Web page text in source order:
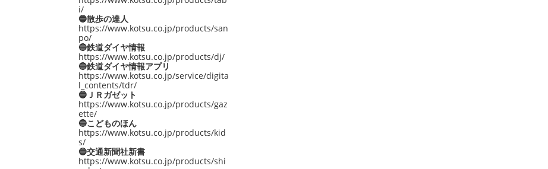
i/
🔵散歩の達人
https://www.kotsu.co.jp/products/san
po/
🔵鉄道ダイヤ情報
https://www.kotsu.co.jp/products/dj/
🔵鉄道ダイヤ情報アプリ
https://www.kotsu.co.jp/service/digita
l_contents/tdr/
🔵ＪＲガゼット
https://www.kotsu.co.jp/products/gaz
ette/
🔵こどものほん
https://www.kotsu.co.jp/products/kid
s/
🔵交通新聞社新書
https://www.kotsu.co.jp/products/shi